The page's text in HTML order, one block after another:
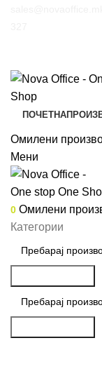
ПОЧЕТНА
Омилени
Мени
0 Омилени
Категории